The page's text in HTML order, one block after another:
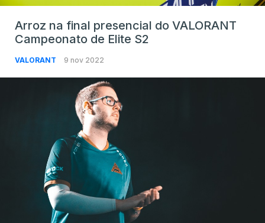
Arroz na final presencial do VALORANT
Campeonato de Elite S2
VALORANT 9 nov 2022